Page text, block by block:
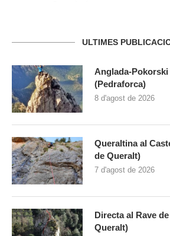
ULTIMES
Anglada-Pokorski
(Pedraforca)
8 d'agost de 2026
Queraltina al
de Queralt)
7 d'agost de 2026
Directa al Rave
Queralt)